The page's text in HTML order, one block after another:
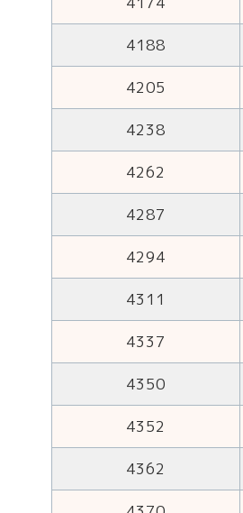
4188
4205
4238
4262
4287
4294
4311
4337
4350
4352
4362